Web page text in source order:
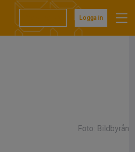
Logga in
Foto: Bildbyrån